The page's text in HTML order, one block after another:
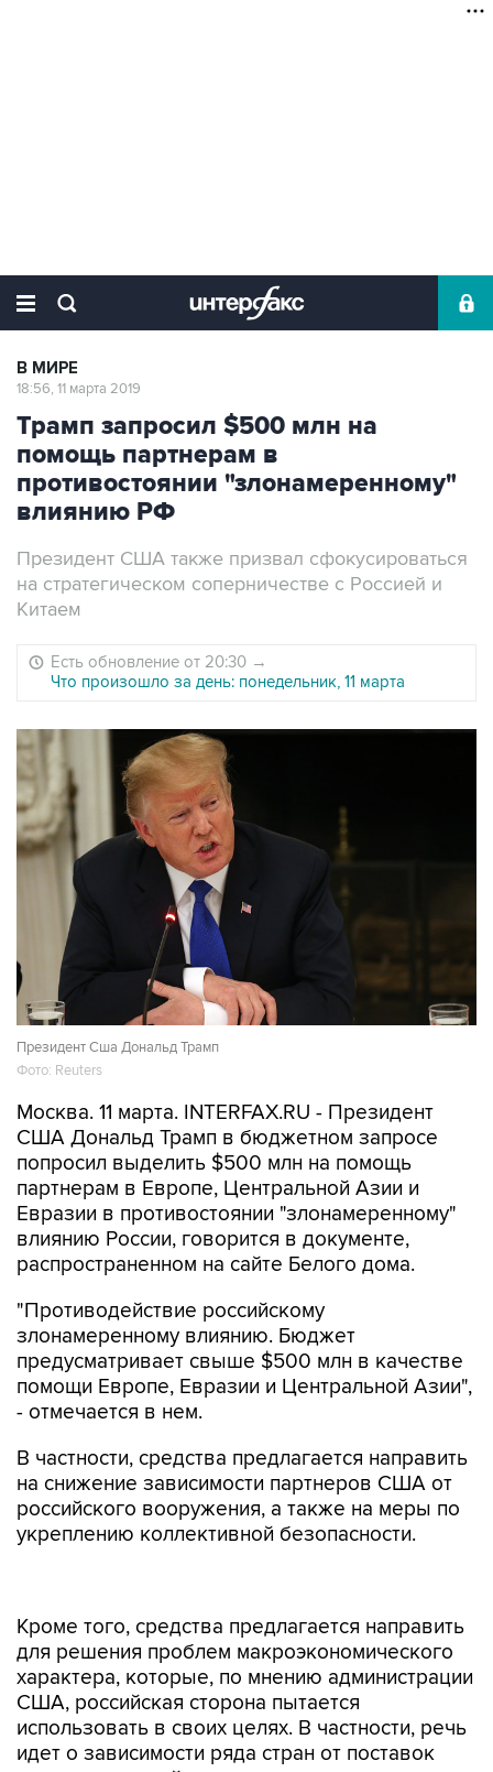
В МИРЕ
18:56, 11 марта 2019
Трамп запросил $500 млн на
помощь партнерам в
противостоянии "злонамеренному"
влиянию РФ
Президент США также призвал сфокусироваться
на стратегическом соперничестве с Россией и
Китаем
Есть обновление от 20:30 →
Что произошло за день: понедельник, 11 марта
Президент Сша Дональд Трамп
Фото: Reuters
Москва. 11 марта. INTERFAX.RU - Президент
США Дональд Трамп в бюджетном запросе
попросил выделить $500 млн на помощь
партнерам в Европе, Центральной Азии и
Евразии в противостоянии "злонамеренному"
влиянию России, говорится в документе,
распространенном на сайте Белого дома.
"Противодействие российскому
злонамеренному влиянию. Бюджет
предусматривает свыше $500 млн в качестве
помощи Европе, Евразии и Центральной Азии",
- отмечается в нем.
В частности, средства предлагается направить
на снижение зависимости партнеров США от
российского вооружения, а также на меры по
укреплению коллективной безопасности.
характера, которые, по мнению администрации
США, российская сторона пытается
использовать в своих целях. В частности, речь
идет о зависимости ряда стран от поставок
энергоносителей и о вопросах, связанных с
торговлей.